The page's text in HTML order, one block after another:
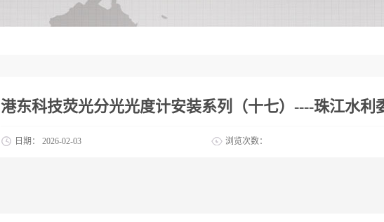
港东科技荧光分光光度计安装系列（十七）----珠江水利
日期： 2026-02-03 浏览次数：